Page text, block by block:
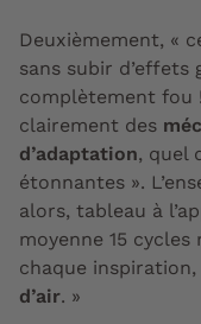
Deuxièmement, «
sans subir d’effets
complètement fou
clairement des
d’adaptation, quel
étonnantes ».
alors, tableau à
moyenne 15
chaque inspiration,
d’air. »